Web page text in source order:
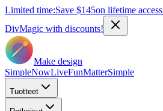
Limited time:Save $145on lifetime access
DivMagic with discounts!
Make design
SimpleNowLiveFunMatterSimple
Tuotteet